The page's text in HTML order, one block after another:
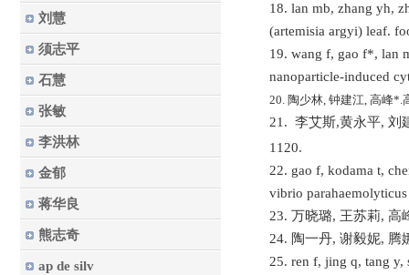
刘慧
须志平
石慧
张敏
李洪林
金郁
蒋华良
熊志奇
ap de silv
18. lan mb, zhang yh,
(artemisia argyi) leaf.
19. wang f, gao f*, lan
nanoparticle-induced
20. 陶少林, 钟建江, 高峰*.
21. 李艾斯,黄永平, 刘
1120.
22. gao f, kodama t,
vibrio
23. 万晓璐, 王苏莉, 高
24. 陶一丹, 谢毅妮, 腾
25. ren f, jing q, tang y,